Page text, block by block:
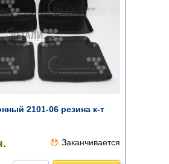
2101-06 резина к-т
Заканчивается